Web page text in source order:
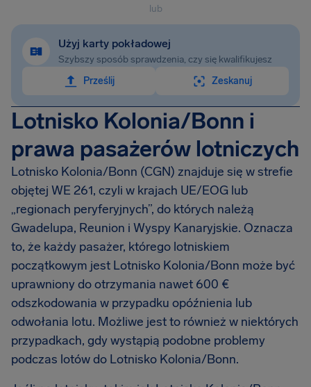
lub
Użyj karty pokładowej
Szybszy sposób sprawdzenia, czy się kwalifikujesz
Prześlij
Zeskanuj
Lotnisko Kolonia/Bonn i
prawa pasażerów lotniczych
Lotnisko Kolonia/Bonn (CGN) znajduje się w strefie
objętej WE 261, czyli w krajach UE/EOG lub
„regionach peryferyjnych”, do których należą
Gwadelupa, Reunion i Wyspy Kanaryjskie. Oznacza
to, że każdy pasażer, którego lotniskiem
początkowym jest Lotnisko Kolonia/Bonn może być
uprawniony do otrzymania nawet 600 €
odszkodowania w przypadku opóźnienia lub
odwołania lotu. Możliwe jest to również w niektórych
przypadkach, gdy wystąpią podobne problemy
podczas lotów do Lotnisko Kolonia/Bonn.